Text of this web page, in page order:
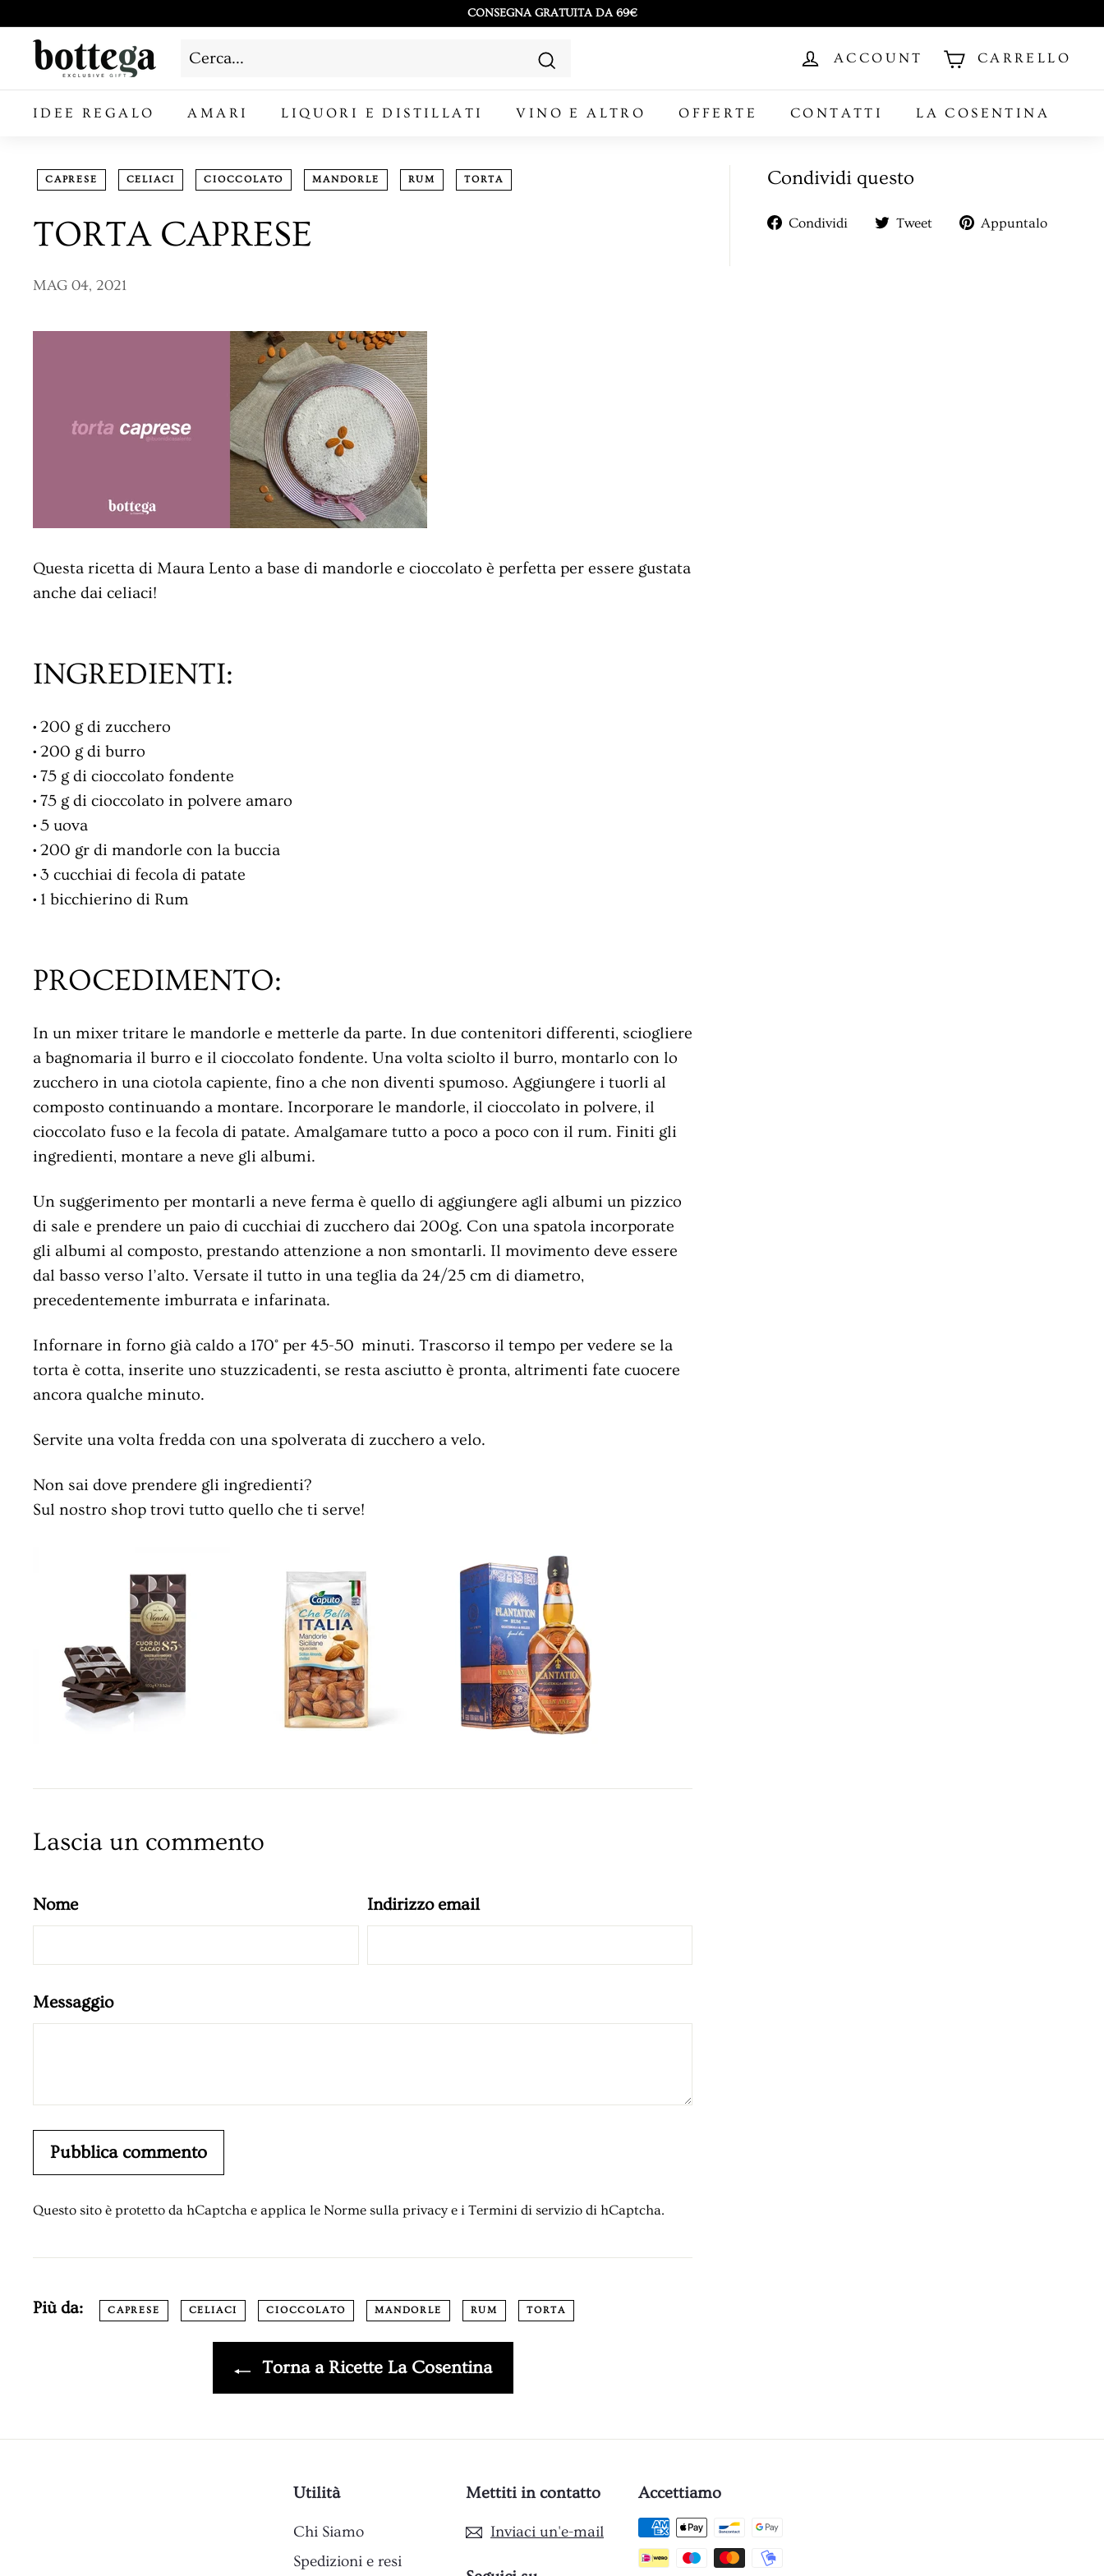
direttamente
contenuti
in
pausa
presentazione
CONSEGNA GRATUITA DA 69€
B
o
t
L
C
s
Cerca
Chiudi
ACCOUNT CARRELLO
IDEE REGALO AMARI LIQUORI E DISTILLATI VINO E ALTRO OFFERTE CONTATTI LA COSENTINA
CAPRESE CELIACI CIOCCOLATO MANDORLE RUM TORTA
TORTA CAPRESE
MAG 04, 2021
Questa ricetta di Maura Lento a base di mandorle e cioccolato è perfetta per essere gustata
anche dai celiaci!
INGREDIENTI:
• 200 g di zucchero
• 200 g di burro
• 75 g di cioccolato fondente
• 75 g di cioccolato in polvere amaro
• 5 uova
• 200 gr di mandorle con la buccia
• 3 cucchiai di fecola di patate
• 1 bicchierino di Rum
PROCEDIMENTO:
In un mixer tritare le mandorle e metterle da parte. In due contenitori differenti, sciogliere
a bagnomaria il burro e il cioccolato fondente. Una volta sciolto il burro, montarlo con lo
zucchero in una ciotola capiente, fino a che non diventi spumoso. Aggiungere i tuorli al
composto continuando a montare. Incorporare le mandorle, il cioccolato in polvere, il
cioccolato fuso e la fecola di patate. Amalgamare tutto a poco a poco con il rum. Finiti gli
ingredienti, montare a neve gli albumi.
Un suggerimento per montarli a neve ferma è quello di aggiungere agli albumi un pizzico
di sale e prendere un paio di cucchiai di zucchero dai 200g. Con una spatola incorporate
gli albumi al composto, prestando attenzione a non smontarli. Il movimento deve essere
dal basso verso l’alto. Versate il tutto in una teglia da 24/25 cm di diametro,
precedentemente imburrata e infarinata.
Infornare in forno già caldo a 170° per 45-50 minuti. Trascorso il tempo per vedere se la
torta è cotta, inserite uno stuzzicadenti, se resta asciutto è pronta, altrimenti fate cuocere
ancora qualche minuto.
Servite una volta fredda con una spolverata di zucchero a velo.
Non sai dove prendere gli ingredienti?
Sul nostro shop trovi tutto quello che ti serve!
Lascia un commento
Nome Indirizzo email
Messaggio
Pubblica commento
Questo sito è protetto da hCaptcha e applica le Norme sulla privacye i Termini di servizio di hCaptcha.
Più da: CAPRESE CELIACI CIOCCOLATO MANDORLE RUM TORTA
Torna a Ricette La Cosentina
Condividi questo
Condividi
Condividi
Tweet
TwittaAppuntalo
Utilità
Chi Siamo
Spedizioni e resi
Mettiti in contatto
Inviaci un'e-mail
Accettiamo